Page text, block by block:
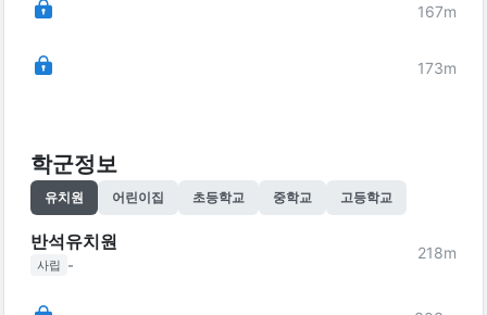
167m
173m
학군정보
유치원 어린이집 초등학교 중학교 고등학교
반석유치원
사립 -
218m